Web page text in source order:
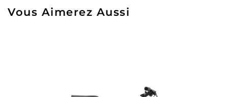
Vous Aimerez Aussi